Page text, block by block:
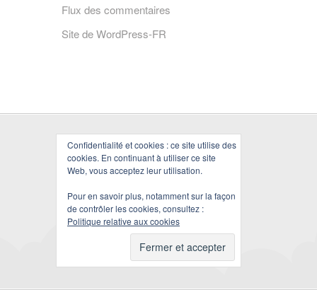
Flux des commentaires
Site de WordPress-FR
Confidentialité et cookies : ce site utilise des
cookies. En continuant à utiliser ce site
Web, vous acceptez leur utilisation.
Pour en savoir plus, notamment sur la façon
de contrôler les cookies, consultez :
Politique relative aux cookies